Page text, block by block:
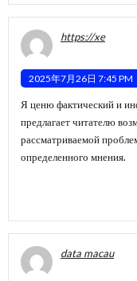
https://xe
2025年7月26日 7:45 PM
Я ценю фактический и
предлагает читателю
рассматриваемой
определенного мнения.
data macau